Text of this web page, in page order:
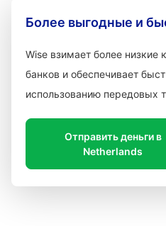
Более выгодные и
Wise взимает более
банков и обеспечивает
использованию передовых
Отправить деньги в
Netherlands